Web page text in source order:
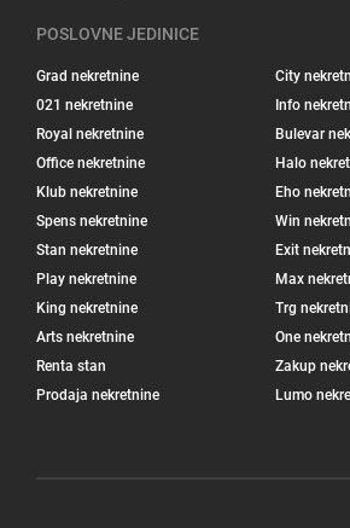
POSLOVNE JEDINICE
Grad nekretnine
City
021 nekretnine
Info
Royal nekretnine
Bulevar
Office nekretnine
Halo
Klub nekretnine
Eho
Spens nekretnine
Win
Stan nekretnine
Exit
Play nekretnine
Max
King nekretnine
Trg
Arts nekretnine
One
Renta stan
Zakup
Prodaja nekretnine
Lumo